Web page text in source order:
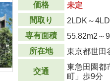
価格
未定
間取り
2LDK～
専有面積
55.82m2 ～
所在地
東京都世田
交通
東急田園都
町」歩9分